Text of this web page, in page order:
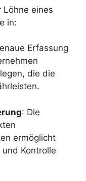
Löhne eines
in:
Erfassung
die die
: Die
ermöglicht
Kontrolle